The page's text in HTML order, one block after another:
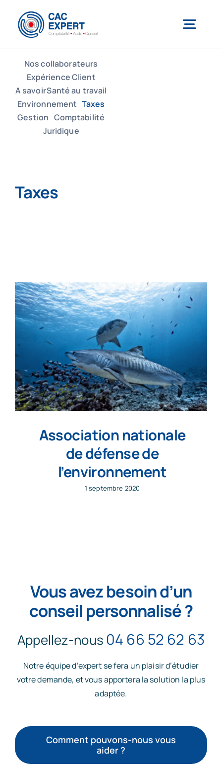
contenu
CAC EXPERT
Services
Notre équipe
Actualité
FAQs
Contact
Nos collaborateurs
Expérience Client
A savoirSanté au travail
Environnement Taxes
Gestion Comptabilité
Juridique
Taxes
Association nationale
de défense de
l’environnement
1 septembre 2020
Vous avez besoin d’un
conseil personnalisé ?
Appellez-nous 04 66 52 62 63
Notre équipe d’expert se fera un plaisir d’étudier
votre demande, et vous apportera la solution la plus
adaptée.
Comment pouvons-nous vous
aider ?